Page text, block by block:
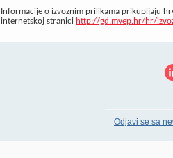
Informacije o izvoznim prilikama prikupljaju
internetskoj stranici http://gd.mvep.hr/hr/
Odjavi se sa